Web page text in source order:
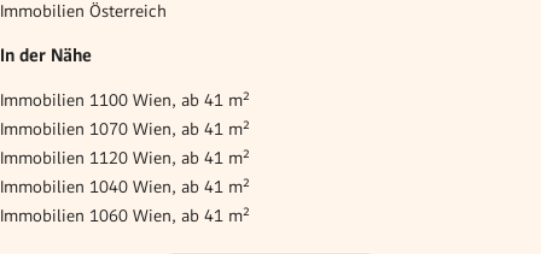
Immobilien Österreich
In der Nähe
Immobilien 1100 Wien, ab 41 m²
Immobilien 1070 Wien, ab 41 m²
Immobilien 1120 Wien, ab 41 m²
Immobilien 1040 Wien, ab 41 m²
Immobilien 1060 Wien, ab 41 m²